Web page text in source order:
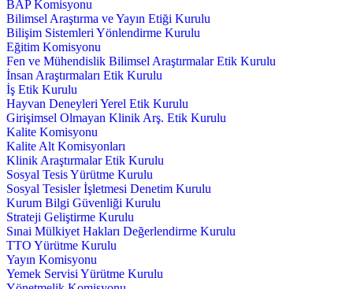
BAP Komisyonu
Bilimsel Araştırma ve Yayın Etiği Kurulu
Bilişim Sistemleri Yönlendirme Kurulu
Eğitim Komisyonu
Fen ve Mühendislik Bilimsel Araştırmalar Etik Kurulu
İnsan Araştırmaları Etik Kurulu
İş Etik Kurulu
Hayvan Deneyleri Yerel Etik Kurulu
Girişimsel Olmayan Klinik Arş. Etik Kurulu
Kalite Komisyonu
Kalite Alt Komisyonları
Klinik Araştırmalar Etik Kurulu
Sosyal Tesis Yürütme Kurulu
Sosyal Tesisler İşletmesi Denetim Kurulu
Kurum Bilgi Güvenliği Kurulu
Strateji Geliştirme Kurulu
Sınai Mülkiyet Hakları Değerlendirme Kurulu
TTO Yürütme Kurulu
Yayın Komisyonu
Yemek Servisi Yürütme Kurulu